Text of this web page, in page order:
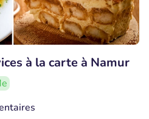
à la carte à Namur